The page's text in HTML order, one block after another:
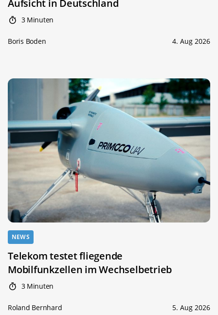
Aufsicht in Deutschland
3 Minuten
Boris Boden 4. Aug 2026
NEWS
Telekom testet fliegende
Mobilfunkzellen im Wechselbetrieb
3 Minuten
Roland Bernhard 5. Aug 2026